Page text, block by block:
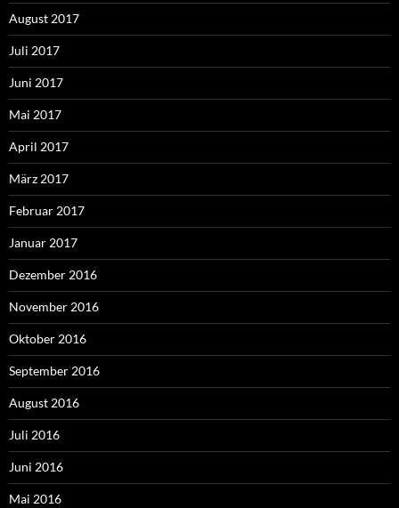
August 2017
Juli 2017
Juni 2017
Mai 2017
April 2017
März 2017
Februar 2017
Januar 2017
Dezember 2016
November 2016
Oktober 2016
September 2016
August 2016
Juli 2016
Juni 2016
Mai 2016